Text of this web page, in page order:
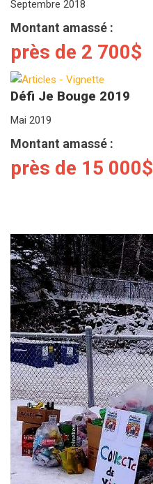
Septembre 2018
Montant amassé :
près de 2 700$
Défi Je Bouge 2019
Mai 2019
Montant amassé :
près de 15 000$